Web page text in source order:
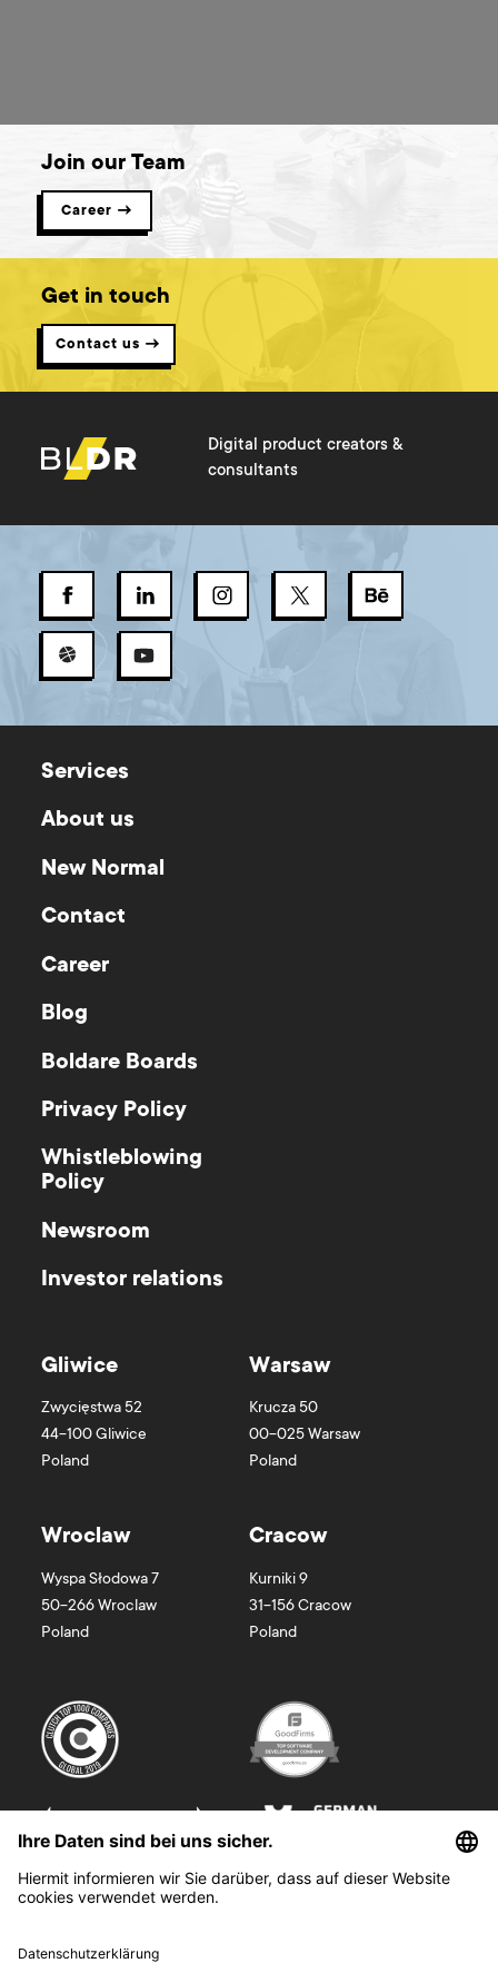
Join our Team
Career →
Get in touch
Contact us →
Digital product creators &
consultants
Services
About us
New Normal
Contact
Career
Blog
Boldare Boards
Privacy Policy
Whistleblowing
Policy
Newsroom
Investor relations
Gliwice
Zwycięstwa 52
44-100Gliwice
Poland
Warsaw
Krucza 50
00-025Warsaw
Poland
Wroclaw
Wyspa Słodowa 7
50-266Wroclaw
Poland
Cracow
Kurniki 9
31-156Cracow
Poland